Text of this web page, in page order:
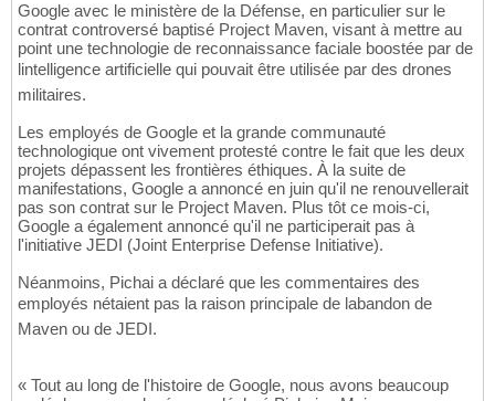
Google avec le ministère de la Défense, en particulier sur le
contrat controversé baptisé Project Maven, visant à mettre au
point une technologie de reconnaissance faciale boostée par de
lintelligence artificielle qui pouvait être utilisée par des drones
militaires.
Les employés de Google et la grande communauté
technologique ont vivement protesté contre le fait que les deux
projets dépassent les frontières éthiques. À la suite de
manifestations, Google a annoncé en juin qu'il ne renouvellerait
pas son contrat sur le Project Maven. Plus tôt ce mois-ci,
Google a également annoncé qu'il ne participerait pas à
l'initiative JEDI (Joint Enterprise Defense Initiative).
Néanmoins, Pichai a déclaré que les commentaires des
employés nétaient pas la raison principale de labandon de
Maven ou de JEDI.
« Tout au long de l'histoire de Google, nous avons beaucoup